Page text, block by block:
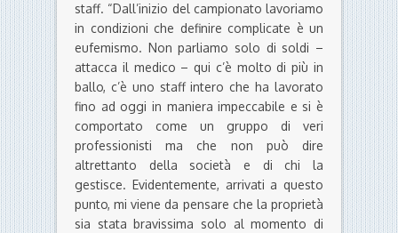
staff. “Dall’inizio del campionato lavoriamo
in condizioni che definire complicate è un
eufemismo. Non parliamo solo di soldi –
attacca il medico – qui c’è molto di più in
ballo, c’è uno staff intero che ha lavorato
fino ad oggi in maniera impeccabile e si è
comportato come un gruppo di veri
professionisti ma che non può dire
altrettanto della società e di chi la
gestisce. Evidentemente, arrivati a questo
punto, mi viene da pensare che la proprietà
sia stata bravissima solo al momento di